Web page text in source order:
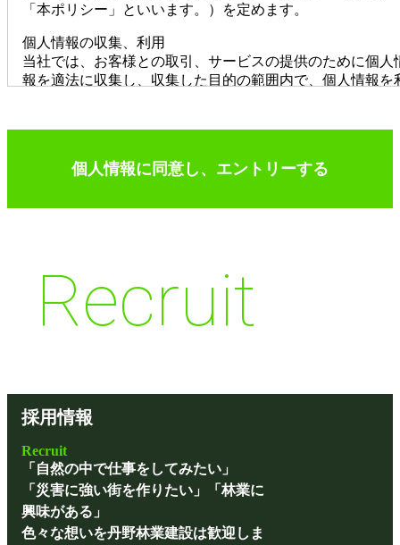
「本ポリシー」といいます。）を定めます。
個人情報の収集、利用
当社では、お客様との取引、サービスの提供のために個人
報を適法に収集し、収集した目的の範囲内で、個人情報を
個人情報の収集、利用
報を適法に収集し、収集した目的の範囲内で、個人情報を
用いたします。
Recruit
採用情報
Recruit
「自然の中で仕事をしてみたい」
「災害に強い街を作りたい」「林業に
興味がある」
色々な想いを丹野林業建設は歓迎しま